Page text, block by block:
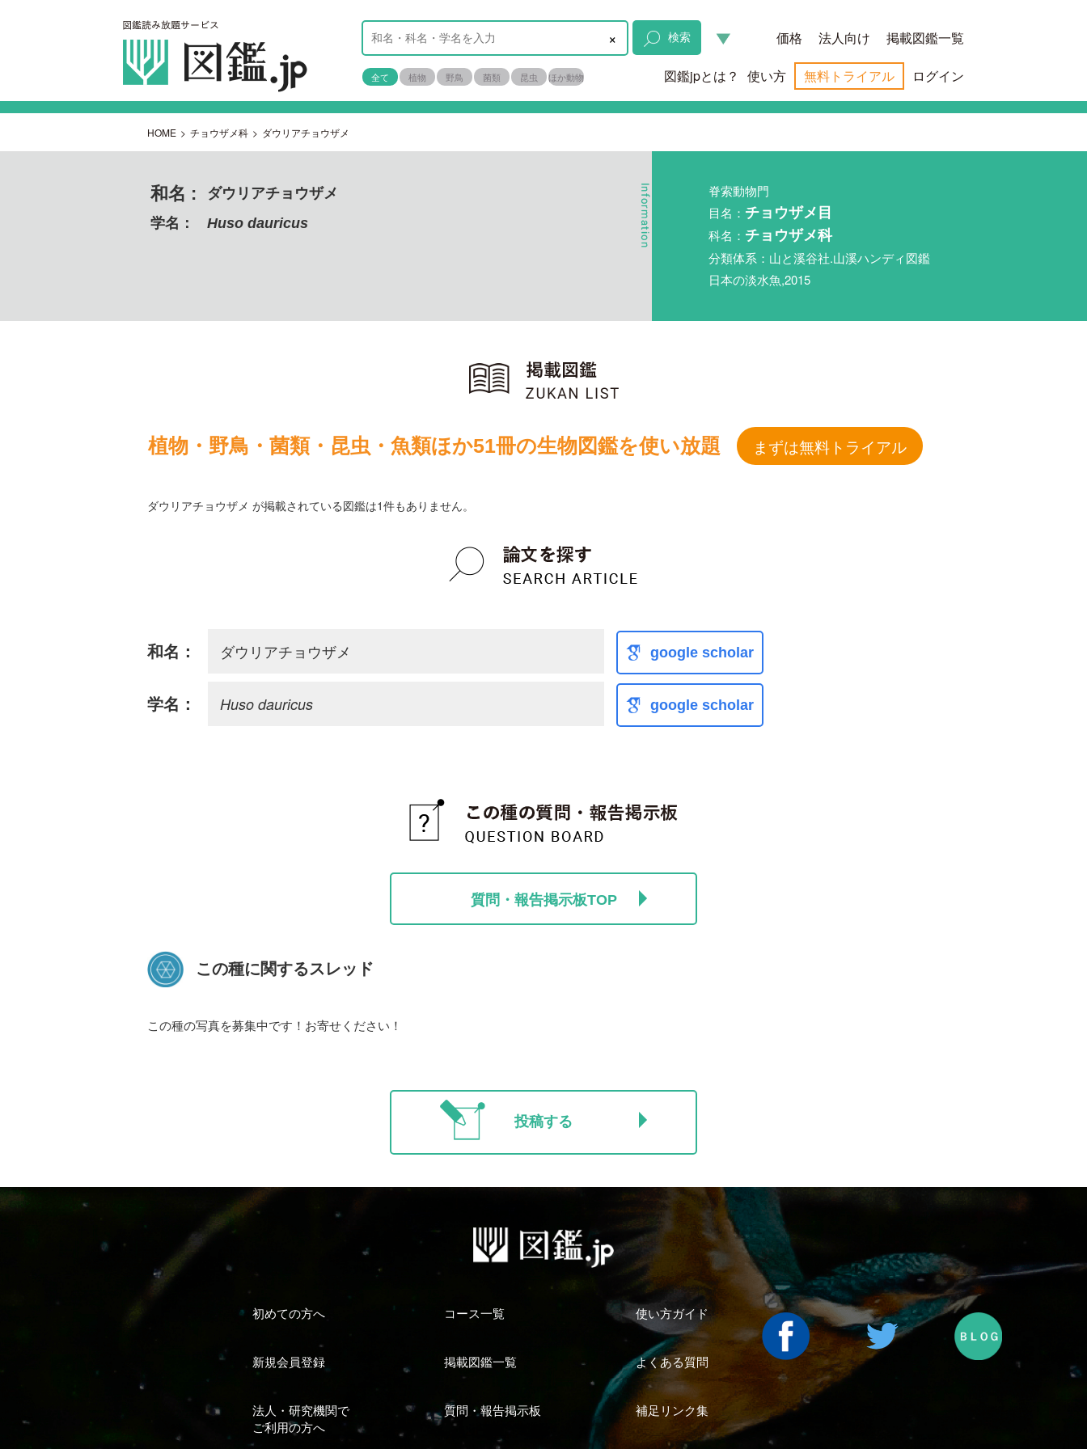
× 検索
全て 植物 野鳥 菌類 昆虫 ほか動物
価格 法人向け 掲載図鑑一覧
図鑑jpとは？ 使い方 無料トライアル ログイン
HOME > チョウザメ科 > ダウリアチョウザメ
和名 :
ダウリアチョウザメ
学名：
Huso dauricus
脊索動物門
目名： チョウザメ目
科名： チョウザメ科
分類体系：山と溪谷社.山溪ハンディ図鑑
日本の淡水魚,2015
植物・野鳥・菌類・昆虫・魚類ほか51冊の生物図鑑を使い放題 まずは無料トライアル
ダウリアチョウザメ が掲載されている図鑑は1件もありません。
和名： ダウリアチョウザメ google scholar
学名： Huso dauricus google scholar
質問・報告掲示板TOP
この種に関するスレッド
この種の写真を募集中です！お寄せください！
投稿する
初めての方へ コース一覧 使い方ガイド
新規会員登録 掲載図鑑一覧 よくある質問
法人・研究機関で
ご利用の方へ
質問・報告掲示板 補足リンク集